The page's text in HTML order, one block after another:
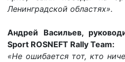
Ленинградской областях».
Андрей Васильев,
Sport ROSNEFT Rally Team:
«Не ошибается тот, кто